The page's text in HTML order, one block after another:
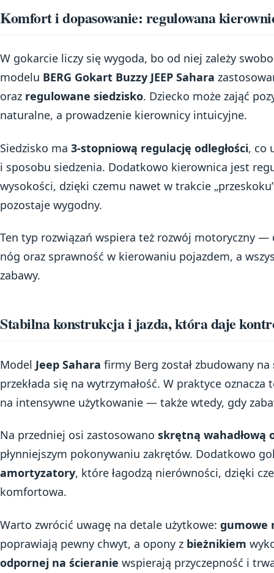
Komfort i dopasowanie: regulowana
W gokarcie liczy się wygoda, bo od niej zależy
modelu BERG Gokart Buzzy JEEP Sahara
oraz regulowane siedzisko. Dziecko może zająć
naturalne, a prowadzenie kierownicy intuicyjne.
Siedzisko ma 3-stopniową regulację odległości, co
i sposobu siedzenia. Dodatkowo kierownica jest
wysokości, dzięki czemu nawet w trakcie
pozostaje wygodny.
Ten typ rozwiązań wspiera też rozwój motoryczny —
nóg oraz sprawność w kierowaniu pojazdem, a
zabawy.
Stabilna konstrukcja i jazda, która daje
Model Jeep Sahara firmy Berg został zbudowany na
przekłada się na wytrzymałość. W praktyce
na intensywne użytkowanie — także wtedy, gdy
Na przedniej osi zastosowano skrętną wahadłową
płynniejszym pokonywaniu zakrętów. Dodatkowo
amortyzatory, które łagodzą nierówności, dzięki
komfortowa.
Warto zwrócić uwagę na detale użytkowe: gumowe
poprawiają pewny chwyt, a opony z bieżnikiem
odpornej na ścieranie wspierają przyczepność i